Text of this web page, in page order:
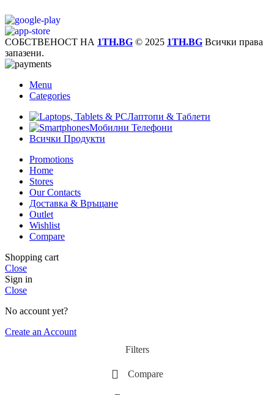
СОБСТВЕНОСТ НА 1TH.BG © 2025 1TH.BG Всички права
запазени.
Menu
Categories
Лаптопи & Таблети
Мобилни Телефони
Всички Продукти
Promotions
Home
Stores
Our Contacts
Доставка & Връщане
Outlet
Wishlist
Compare
Shopping cart
Close
Sign in
Close
No account yet?
Create an Account
Filters
Compare